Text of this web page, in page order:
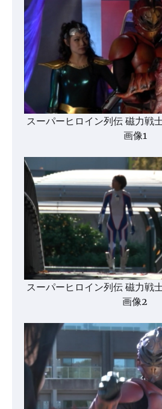
スーパーヒロイン列伝 磁力戦
画像1
スーパーヒロイン列伝 磁力戦
画像2